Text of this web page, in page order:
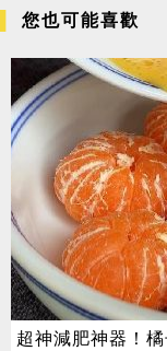
您也可能喜歡
超神減肥神器！